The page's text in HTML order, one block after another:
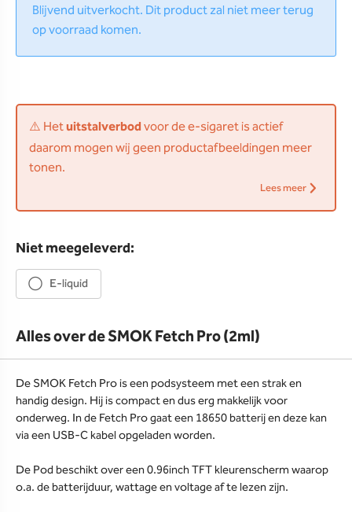
Blijvend uitverkocht. Dit product zal niet meer terug
op voorraad komen.
⚠️ Hetuitstalverbodvoor de e-sigaret is actief
daarom mogen wij geen productafbeeldingen meer
tonen.
Lees meer
Niet meegeleverd:
E-liquid
Alles over de SMOK Fetch Pro (2ml)
De SMOK Fetch Pro is een podsysteem met een strak en
handig design. Hij is compact en dus erg makkelijk voor
onderweg. In de Fetch Pro gaat een 18650 batterij en deze kan
via een USB-C kabel opgeladen worden.
De Pod beschikt over een 0.96inch TFT kleurenscherm waarop
o.a. de batterijduur, wattage en voltage af te lezen zijn.